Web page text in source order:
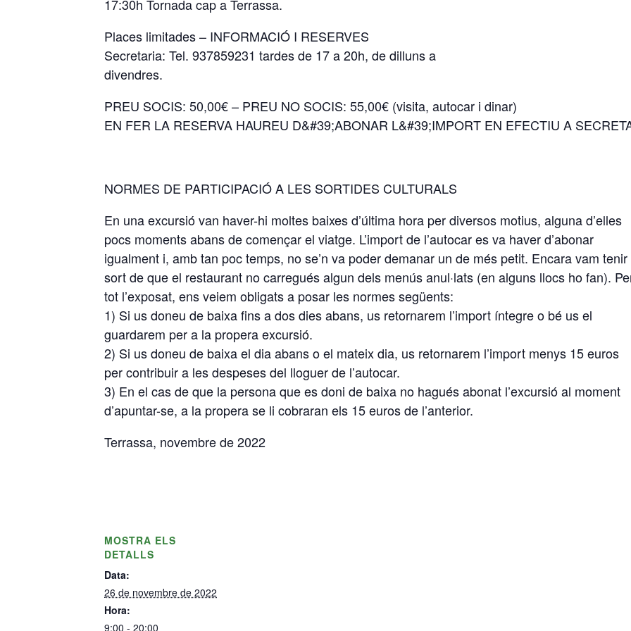
17:30h Tornada cap a Terrassa.
Places limitades – INFORMACIÓ I RESERVES
Secretaria: Tel. 937859231 tardes de 17 a 20h, de dilluns a
divendres.
PREU SOCIS: 50,00€ – PREU NO SOCIS: 55,00€ (visita, autocar i dinar)
EN FER LA RESERVA HAUREU D&#39;ABONAR L&#39;IMPORT EN EFECTIU A
NORMES DE PARTICIPACIÓ A LES SORTIDES CULTURALS
En una excursió van haver-hi moltes baixes d’última hora per diversos motius, alguna d’elles
pocs moments abans de començar el viatge. L’import de l’autocar es va haver d’abonar
igualment i, amb tan poc temps, no se’n va poder demanar un de més petit. Encara vam tenir
sort de que el restaurant no carregués algun dels menús anul·lats (en alguns llocs ho fan).
tot l’exposat, ens veiem obligats a posar les normes següents:
1) Si us doneu de baixa fins a dos dies abans, us retornarem l’import íntegre o bé us el
guardarem per a la propera excursió.
2) Si us doneu de baixa el dia abans o el mateix dia, us retornarem l’import menys 15 euros
per contribuir a les despeses del lloguer de l’autocar.
3) En el cas de que la persona que es doni de baixa no hagués abonat l’excursió al moment
d’apuntar-se, a la propera se li cobraran els 15 euros de l’anterior.
Terrassa, novembre de 2022
MOSTRA ELS
DETALLS
Data:
26 de novembre de 2022
Hora:
9:00 - 20:00